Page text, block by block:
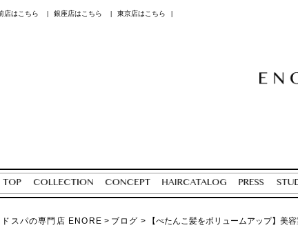
店はこちら 銀座店はこちら 東京店はこちら
スパの専門店 ENORE > ブログ > 【ぺたんこ髪をボリュームアップ】美